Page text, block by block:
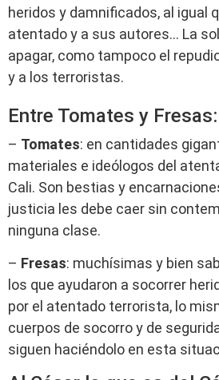
heridos y damnificados, al igual
atentado y a sus autores… La
apagar, como tampoco el
y a los terroristas.
Entre Tomates y Fresas:
– Tomates: en cantidades
materiales e ideólogos del
Cali. Son bestias y
justicia les debe caer sin
ninguna clase.
– Fresas: muchísimas y bien
los que ayudaron a socorrer
por el atentado terrorista, lo
cuerpos de socorro y de
siguen haciéndolo en esta